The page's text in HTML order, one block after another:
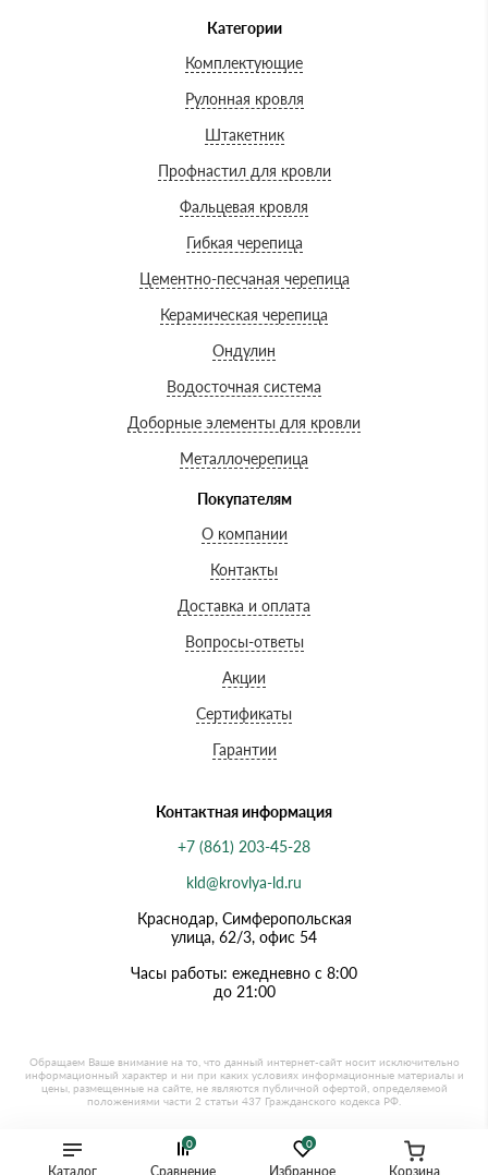
Каталог
0
Избранное
0
Сравнение Корзина
Категории
Комплектующие
Рулонная кровля
Штакетник
Профнастил для кровли
Фальцевая кровля
Гибкая черепица
Цементно-песчаная черепица
Керамическая черепица
Ондулин
Водосточная система
Доборные элементы для кровли
Металлочерепица
Покупателям
О компании
Контакты
Доставка и оплата
Вопросы-ответы
Акции
Сертификаты
Гарантии
Контактная информация
+7 (861) 203-45-28
kld@krovlya-ld.ru
Краснодар, Симферопольская
улица, 62/3, офис 54
Часы работы: ежедневно с 8:00
до 21:00